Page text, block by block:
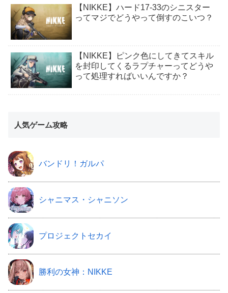
【NIKKE】ハード17-33のシニスター
ってマジでどうやって倒すのこいつ？
【NIKKE】ピンク色にしてきてスキル
を封印してくるラプチャーってどうや
って処理すればいいんですか？
人気ゲーム攻略
バンドリ！ガルパ
シャニマス・シャニソン
プロジェクトセカイ
勝利の女神：NIKKE